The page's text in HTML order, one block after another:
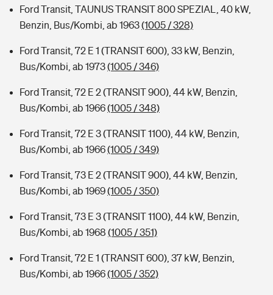
Ford Transit, TAUNUS TRANSIT 800 SPEZIAL, 40 kW,
Benzin, Bus/Kombi, ab 1963(1005 / 328)
Ford Transit, 72 E 1 (TRANSIT 600), 33 kW, Benzin,
Bus/Kombi, ab 1973(1005 / 346)
Ford Transit, 72 E 2 (TRANSIT 900), 44 kW, Benzin,
Bus/Kombi, ab 1966(1005 / 348)
Ford Transit, 72 E 3 (TRANSIT 1100), 44 kW, Benzin,
Bus/Kombi, ab 1966(1005 / 349)
Ford Transit, 73 E 2 (TRANSIT 900), 44 kW, Benzin,
Bus/Kombi, ab 1969(1005 / 350)
Ford Transit, 73 E 3 (TRANSIT 1100), 44 kW, Benzin,
Bus/Kombi, ab 1968 (1005 / 351)
Ford Transit, 72 E 1 (TRANSIT 600), 37 kW, Benzin,
Bus/Kombi, ab 1966(1005 / 352)